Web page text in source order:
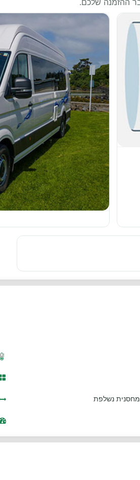
ההזמנה שלכם.
מחסנית נשלפת